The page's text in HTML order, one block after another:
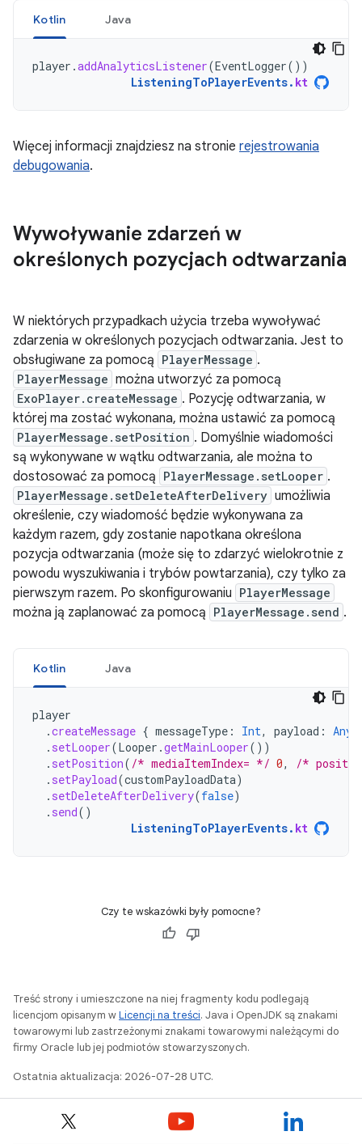
Kotlin Java
player .addAnalyticsListener(EventLogger())
ListeningToPlayerEvents. kt
Więcej informacji znajdziesz na stronie rejestrowania
debugowania.
Wywoływanie zdarzeń w
określonych pozycjach odtwarzania
W niektórych przypadkach użycia trzeba wywoływać
zdarzenia w określonych pozycjach odtwarzania. Jest to
obsługiwane za pomocą PlayerMessage .
PlayerMessage można utworzyć za pomocą
ExoPlayer.createMessage . Pozycję odtwarzania, w
której ma zostać wykonana, można ustawić za pomocą
PlayerMessage.setPosition . Domyślnie wiadomości
są wykonywane w wątku odtwarzania, ale można to
dostosować za pomocą PlayerMessage.setLooper .
PlayerMessage.setDeleteAfterDelivery umożliwia
określenie, czy wiadomość będzie wykonywana za
każdym razem, gdy zostanie napotkana określona
pozycja odtwarzania (może się to zdarzyć wielokrotnie z
powodu wyszukiwania i trybów powtarzania), czy tylko za
pierwszym razem. Po skonfigurowaniu PlayerMessage
można ją zaplanować za pomocą PlayerMessage.send .
Kotlin Java
player
.createMessage { messageType : Int, payload : Any?
. setLooper(Looper .getMainLooper())
. setPosition( /* mediaItemIndex= */ 0,
/*
. setPayload(customPayloadData)
. setDeleteAfterDelivery(false)
. send()
ListeningToPlayerEvents. kt
Czy te wskazówki były pomocne?
Treść strony i umieszczone na niej fragmenty kodu podlegają
licencjom opisanym wLicencji na treści. Java i OpenJDK są znakami
towarowymi lub zastrzeżonymi znakami towarowymi należącymi do
firmy Oracle lub jej podmiotów stowarzyszonych.
Ostatnia aktualizacja: 2026-07-28 UTC.